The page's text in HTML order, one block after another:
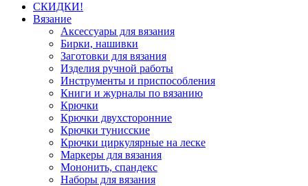
СКИДКИ!
Вязание
Аксессуары для вязания
Бирки, нашивки
Заготовки для вязания
Изделия ручной работы
Инструменты и приспособления
Книги и журналы по вязанию
Крючки
Крючки двухсторонние
Крючки тунисские
Крючки циркулярные на леске
Маркеры для вязания
Мононить, спандекс
Наборы для вязания